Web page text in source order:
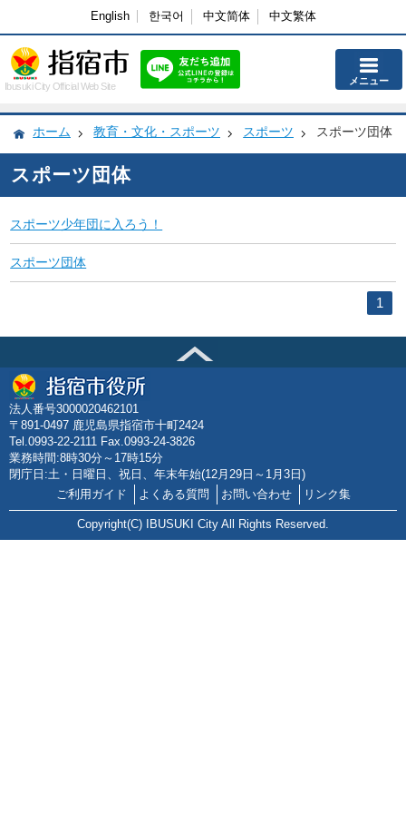
English 한국어 中文简体 中文繁体
Ibusuki City Official Web Site メニュー
ホーム 教育・文化・スポーツ スポーツ スポーツ団体
スポーツ団体
スポーツ少年団に入ろう！
スポーツ団体
1
法人番号3000020462101
〒891-0497 鹿児島県指宿市十町2424
Tel.0993-22-2111 Fax.0993-24-3826
業務時間:8時30分～17時15分
閉庁日:土・日曜日、祝日、年末年始(12月29日～1月3日)
ご利用ガイド
よくある質問 お問い合わせ リンク集
Copyright(C) IBUSUKI City All Rights Reserved.